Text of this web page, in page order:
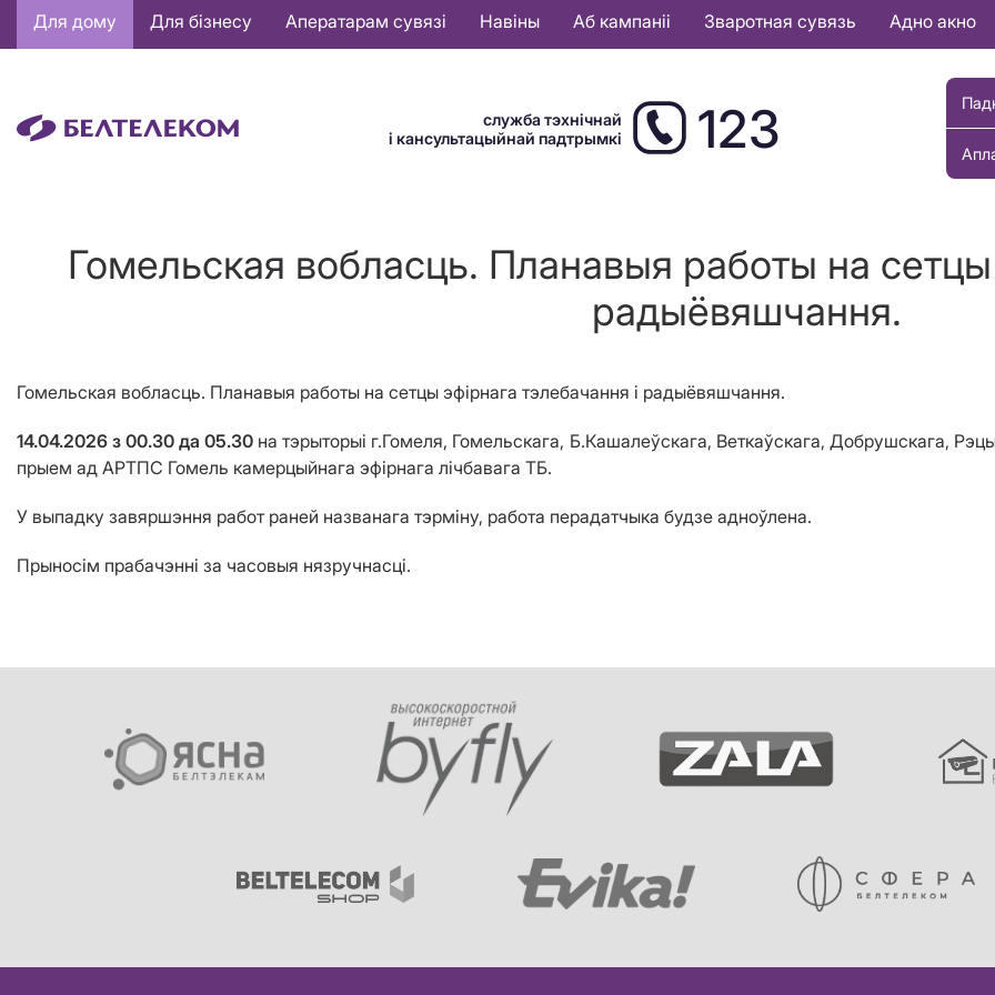
Основная
навигация
Для дому Для бізнесу Аператарам сувязі Навіны Аб кампаніі Зваротная сувязь Адно акно
служба тэхнічнай
і кансультацыйнай падтрымкі
123
Гомельская вобласць. Планавыя работы на сетцы
радыёвяшчання.
Гомельская вобласць. Планавыя работы на сетцы эфірнага тэлебачання і радыёвяшчання.
14.04.2026з 00.30 да 05.30 на тэрыторыі г.Гомеля, Гомельскага, Б.Кашалеўскага, Веткаўскага, Добрушскага,
прыем ад АРТПС Гомель камерцыйнага эфірнага лічбавага ТБ.
У выпадку завяршэння работ раней названага тэрміну, работа перадатчыка будзе адноўлена.
Прыносім прабачэнні за часовыя нязручнасці.